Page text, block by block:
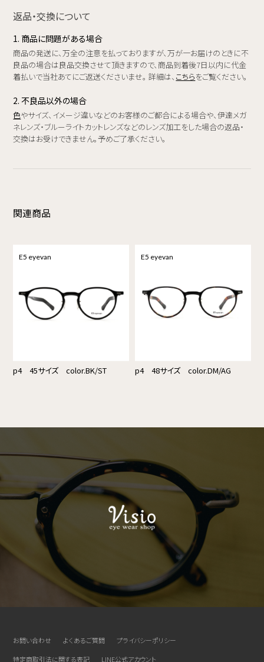
返品・交換について
1. 商品に問題がある場合
商品の発送に、万全の注意を払っておりますが、万が一お届けのときに不
良品の場合は良品交換させて頂きますので、商品到着後7日以内に代金
着払いで当社あてにご返送くださいませ。 詳細は、 こちらをご覧ください。
2. 不良品以外の場合
色やサイズ、イメージ違いなどのお客様のご都合による場合や、伊達メガ
ネレンズ・ブルーライトカットレンズなどのレンズ加工をした場合の返品・
交換はお受けできません。予めご了承ください。
関連商品
E5 eyevan
p4 45サイズ color.BK/ST
E5 eyevan
p4 48サイズ color.DM/AG
お問い合わせ よくあるご質問
プライバシーポリシー
特定商取引法に関する表記
LINE公式アカウント